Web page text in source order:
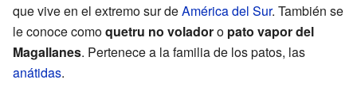
que vive en el extremo sur deAmérica del Sur. También se
le conoce comoquetru no voladoro pato vapor del
Magallanes. Pertenece a la familia de los patos, las
anátidas.